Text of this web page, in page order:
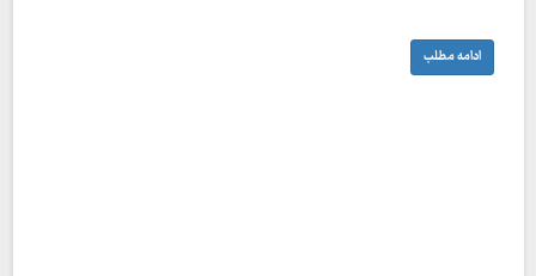
ادامه مطلب